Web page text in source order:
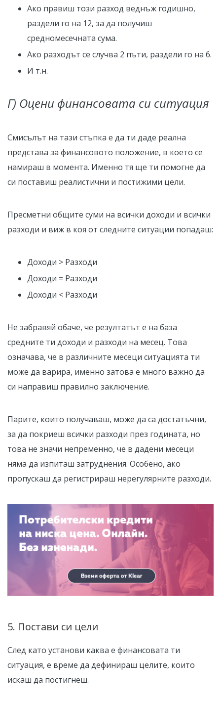
Ако правиш този разход веднъж годишно,
раздели го на 12, за да получиш
средномесечната сума.
Ако разходът се случва 2 пъти, раздели го на 6.
И т.н.
Г) Оцени финансовата си ситуация
Смисълът на тази стъпка е да ти даде реална
представа за финансовото положение, в което се
намираш в момента. Именно тя ще ти помогне да
си поставиш реалистични и постижими цели.
Пресметни общите суми на всички доходи и всички
разходи и виж в коя от следните ситуации попадаш:
Доходи > Разходи
Доходи = Разходи
Доходи < Разходи
Не забравяй обаче, че резултатът е на база
средните ти доходи и разходи на месец. Това
означава, че в различните месеци ситуацията ти
може да варира, именно затова е много важно да
си направиш правилно заключение.
Парите, които получаваш, може да са достатъчни,
за да покриеш всички разходи през годината, но
това не значи непременно, че в дадени месеци
няма да изпиташ затруднения. Особено, ако
пропускаш да регистрираш нерегулярните разходи.
5. Постави си цели
След като установи каква е финансовата ти
ситуация, е време да дефинираш целите, които
искаш да постигнеш.